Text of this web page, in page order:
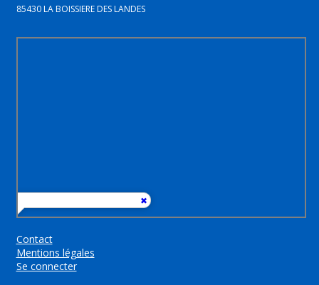
85430 LA BOISSIERE DES LANDES
Contact
Mentions légales
Se connecter